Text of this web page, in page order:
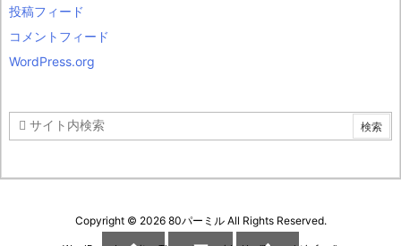
投稿フィード
コメントフィード
WordPress.org
Copyright © 2026 80パーミルAll Rights Reserved.